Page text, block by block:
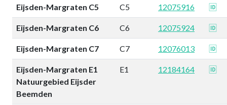
Eijsden-Margraten C5 C5 12075916 🆔
Eijsden-Margraten C6 C6 12075924 🆔
Eijsden-Margraten C7 C7 12076013 🆔
Eijsden-Margraten E1
Natuurgebied Eijsder
Beemden
E1 12184164 🆔